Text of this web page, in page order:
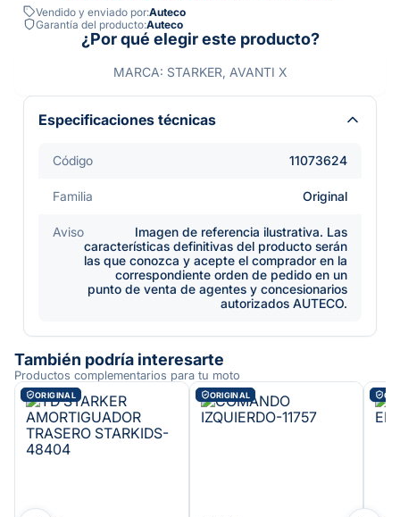
Vendido y enviado por:Auteco
Garantía del producto:Auteco
¿Por qué elegir este producto?
MARCA: STARKER, AVANTI X
Especificaciones técnicas
Código 11073624
Familia Original
Aviso
Imagen de referencia ilustrativa. Las
características definitivas del producto serán
las que conozca y acepte el comprador en la
correspondiente orden de pedido en un
punto de venta de agentes y concesionarios
autorizados AUTECO.
También podría interesarte
Productos complementarios para tu moto
ORIGINAL ORIGINAL